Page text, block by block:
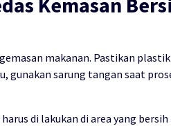
makanan. Pastikan
gunakan sarung tangan saat
harus di lakukan di area yang